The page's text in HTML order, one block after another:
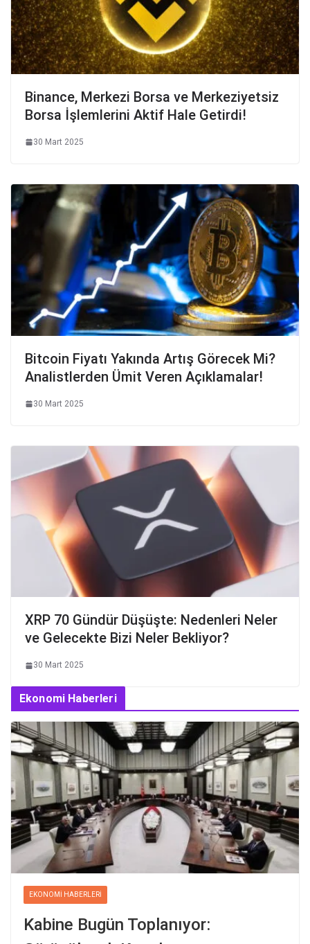
Binance, Merkezi Borsa ve Merkeziyetsiz
Borsa İşlemlerini Aktif Hale Getirdi!
30 Mart 2025
Bitcoin Fiyatı Yakında Artış Görecek Mi?
Analistlerden Ümit Veren Açıklamalar!
30 Mart 2025
XRP 70 Gündür Düşüşte: Nedenleri Neler
ve Gelecekte Bizi Neler Bekliyor?
30 Mart 2025
Ekonomi Haberleri
EKONOMI HABERLERI
Kabine Bugün Toplanıyor: